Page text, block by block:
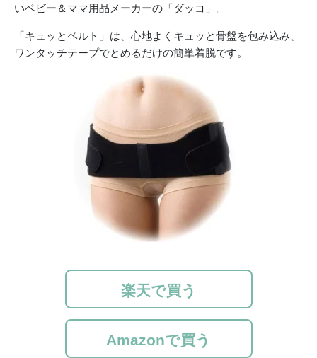
いベビー＆ママ用品メーカーの「ダッコ」。
「キュッとベルト」は、心地よくキュッと骨盤を包み込み、
ワンタッチテープでとめるだけの簡単着脱です。
楽天で買う
Amazonで買う